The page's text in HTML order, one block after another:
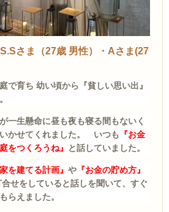
さま（27歳 男性）・Aさま(27
で育ち 幼い頃から『貧しい思い出』
一生懸命に昼も夜も寝る間もないく
かせてくれました。 いつも 『お金
をつくろうね』
と話していました。
家を建てる計画』 や 『お金の貯め方』
せをしていると話しを聞いて、すぐ
らえました。